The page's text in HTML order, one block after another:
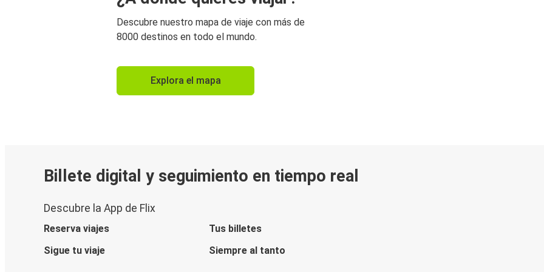
Descubre nuestro mapa de viaje con más de
8000 destinos en todo el mundo.
Explora el mapa
Billete digital y seguimiento en tiempo real
Descubre la App de Flix
Reserva viajes
Tus billetes
Sigue tu viaje
Siempre al tanto